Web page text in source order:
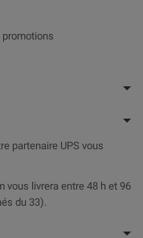
promotions
partenaire UPS vous
vous livrera entre 48 h et 96
du 33).